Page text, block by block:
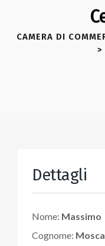
CAMERA DI
>
Dettagli
Nome: Massimo
Cognome: